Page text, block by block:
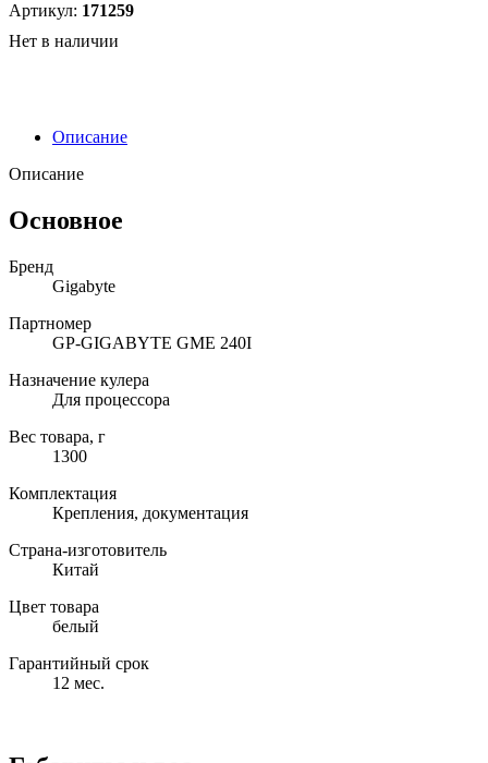
Артикул: 171259
Нет в наличии
Описание
Описание
Основное
Бренд
Gigabyte
Партномер
GP-GIGABYTE GME 240I
Назначение кулера
Для процессора
Вес товара, г
1300
Комплектация
Крепления, документация
Страна-изготовитель
Китай
Цвет товара
белый
Гарантийный срок
12 мес.